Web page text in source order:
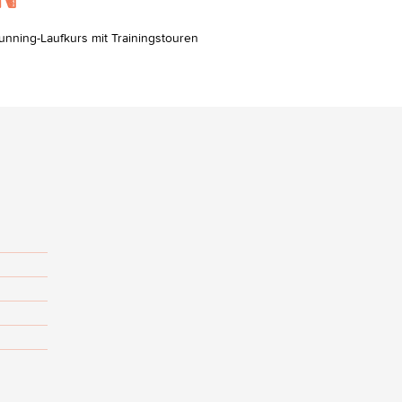
Laufkurs mit Trainingstouren